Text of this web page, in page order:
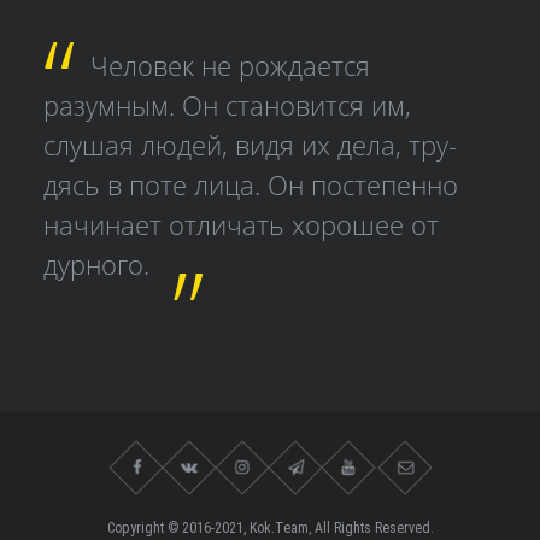
Человек не рождается
разумным. Он становится им,
слушая людей, видя их дела, тру­
дясь в поте лица. Он постепенно
начинает отличать хорошее от
дурного.
Copyright © 2016-2021, Kok.Team, All Rights Reserved.